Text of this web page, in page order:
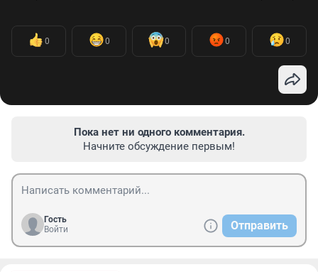
0 0 0 0 0
Пока нет ни одного комментария.
Начните обсуждение первым!
Гость
Войти
Отправить